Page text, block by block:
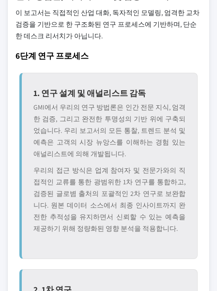
이 보고서는 직접적인 산업 대화, 독자적인 모델링, 엄격한 교차
검증을 기반으로 한 구조화된 연구 프로세스에 기반하며, 단순
한 데스크 리서치가 아닙니다.
6단계 연구 프로세스
1. 연구 설계 및 애널리스트 감독
GMI에서 우리의 연구 방법론은 인간 전문 지식, 엄격
한 검증, 그리고 완전한 투명성의 기반 위에 구축되
었습니다. 우리 보고서의 모든 통찰, 트렌드 분석 및
예측은 고객의 시장 뉴앙스를 이해하는 경험 있는
애널리스트에 의해 개발됩니다.
우리의 접근 방식은 업계 참여자 및 전문가와의 직
접적인 교류를 통한 광범위한 1차 연구를 통합하고,
검증된 글로볌 출처의 포괄적인 2차 연구로 보완합
니다. 원본 데이터 소스에서 최종 인사이트까지 완
전한 추적성을 유지하면서 신뢰할 수 있는 예측을
제공하기 위해 정량화된 영향 분석을 적용합니다.